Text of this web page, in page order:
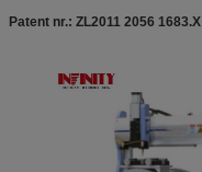
Patent nr.: ZL2011 2056 1683.X